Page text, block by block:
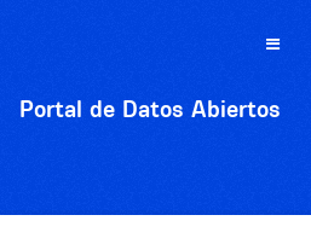
Toggle
Portal de Datos Abiertos